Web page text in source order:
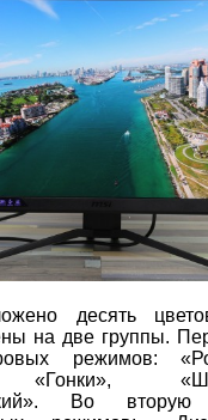
десять
на две группы.
режимов:
«Гонки»,
Во